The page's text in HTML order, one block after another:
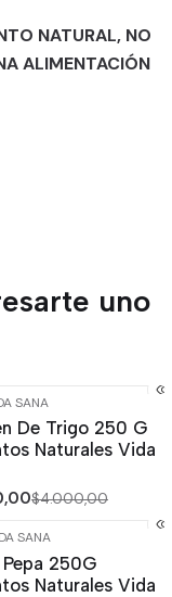
NATURAL, NO
ALIMENTACIÓN
uno
SANA
De Trigo 250 G
Naturales Vida
$4.000,00
SANA
Pepa 250G
Naturales Vida